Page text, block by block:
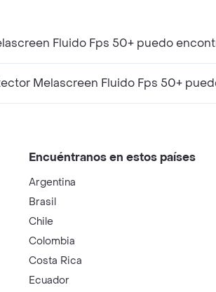
Fluido Fps 50+ puedo
Melascreen Fluido Fps 50+
Encuéntranos en estos países
Argentina
Brasil
Chile
Colombia
Costa Rica
Ecuador